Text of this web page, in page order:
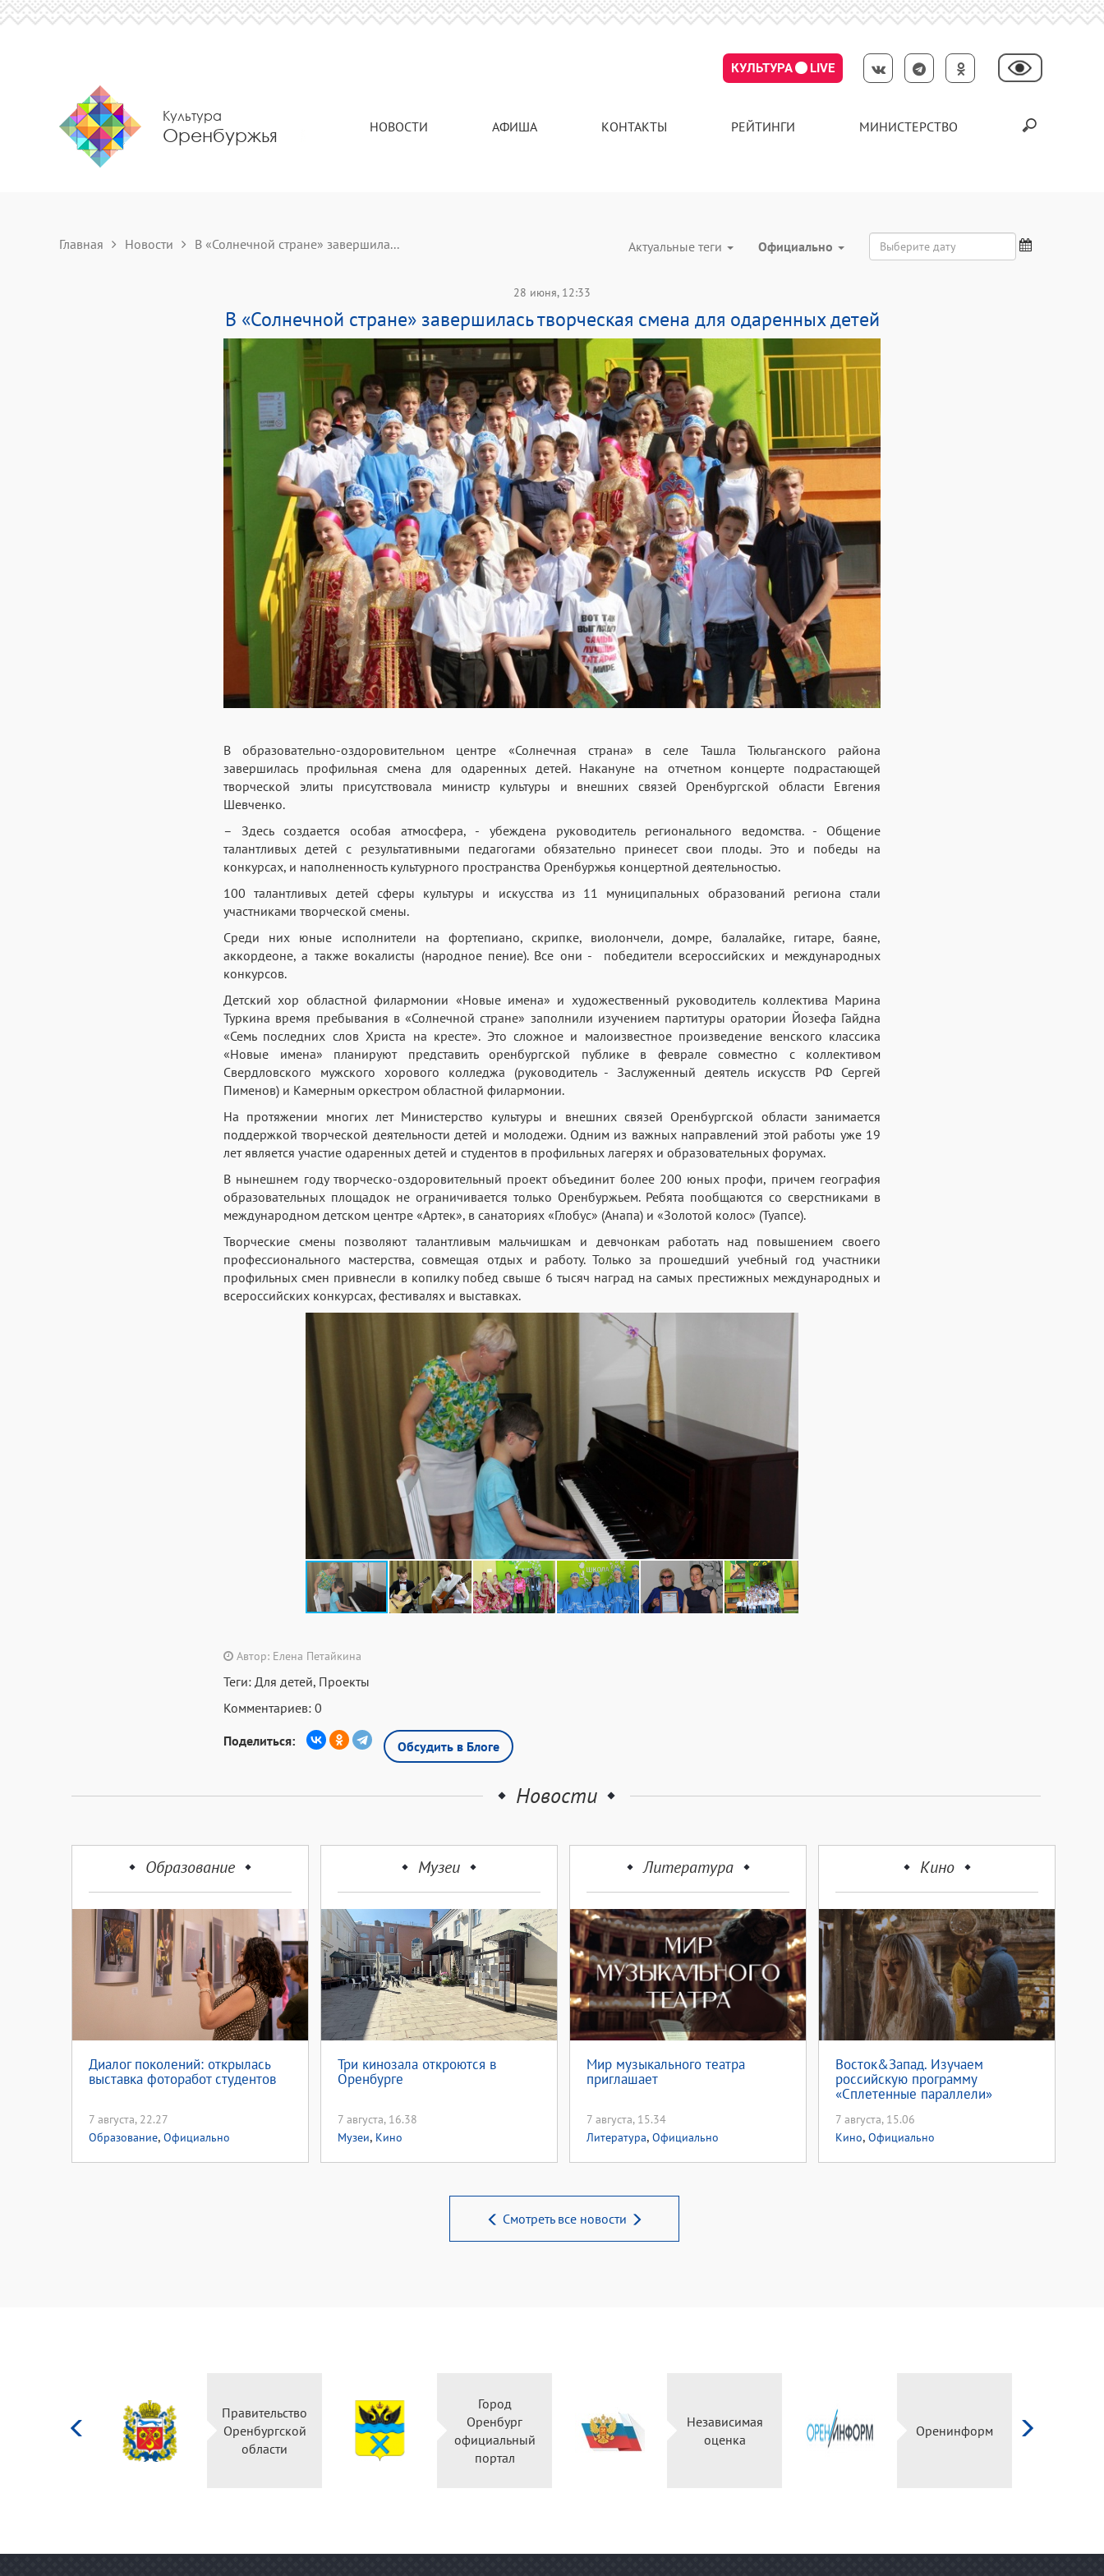
КУЛЬТУРА LIVE
Культура
Оренбуржья НОВОСТИ АФИША КОНТАКТЫ РЕЙТИНГИ МИНИСТЕРСТВО
Главная Новости В «Солнечной стране» завершила... Актуальные теги Официально
28 июня, 12:33
В «Солнечной стране» завершилась творческая смена для одаренных детей
В образовательно-оздоровительном центре «Солнечная страна» в селе Ташла Тюльганского района
завершилась профильная смена для одаренных детей. Накануне на отчетном концерте подрастающей
творческой элиты присутствовала министр культуры и внешних связей Оренбургской области Евгения
Шевченко.
– Здесь создается особая атмосфера, - убеждена руководитель регионального ведомства. - Общение
талантливых детей с результативными педагогами обязательно принесет свои плоды. Это и победы на
конкурсах, и наполненность культурного пространства Оренбуржья концертной деятельностью.
100 талантливых детей сферы культуры и искусства из 11 муниципальных образований региона стали
участниками творческой смены.
Среди них юные исполнители на фортепиано, скрипке, виолончели, домре, балалайке, гитаре, баяне,
аккордеоне, а также вокалисты (народное пение). Все они - победители всероссийских и международных
конкурсов.
Детский хор областной филармонии «Новые имена» и художественный руководитель коллектива Марина
Туркина время пребывания в «Солнечной стране» заполнили изучением партитуры оратории Йозефа Гайдна
«Семь последних слов Христа на кресте». Это сложное и малоизвестное произведение венского классика
«Новые имена» планируют представить оренбургской публике в феврале совместно с коллективом
Свердловского мужского хорового колледжа (руководитель - Заслуженный деятель искусств РФ Сергей
Пименов) и Камерным оркестром областной филармонии.
На протяжении многих лет Министерство культуры и внешних связей Оренбургской области занимается
поддержкой творческой деятельности детей и молодежи. Одним из важных направлений этой работы уже 19
лет является участие одаренных детей и студентов в профильных лагерях и образовательных форумах.
В нынешнем году творческо-оздоровительный проект объединит более 200 юных профи, причем география
образовательных площадок не ограничивается только Оренбуржьем. Ребята пообщаются со сверстниками в
международном детском центре «Артек», в санаториях «Глобус» (Анапа) и «Золотой колос» (Туапсе).
Творческие смены позволяют талантливым мальчишкам и девчонкам работать над повышением своего
профессионального мастерства, совмещая отдых и работу. Только за прошедший учебный год участники
профильных смен привнесли в копилку побед свыше 6 тысяч наград на самых престижных международных и
всероссийских конкурсах, фестивалях и выставках.
Автор: Елена Петайкина
Теги: Для детей, Проекты
Комментариев: 0
Поделиться:
Обсудить в Блоге
Новости
Образование
Диалог поколений: открылась
выставка фоторабот студентов
7 августа, 22.27
Образование, Официально
Музеи
Три кинозала откроются в
Оренбурге
7 августа, 16.38
Музеи, Кино
Литература
Мир музыкального театра
приглашает
7 августа, 15.34
Литература, Официально
Кино
Восток&Запад. Изучаем
российскую программу
«Сплетенные параллели»
7 августа, 15.06
Кино, Официально
Смотреть все новости
Министерство
культуры
Российской
федерации
Правительство
Оренбургской
области
Оренбург
официальный
Независимая
оценка